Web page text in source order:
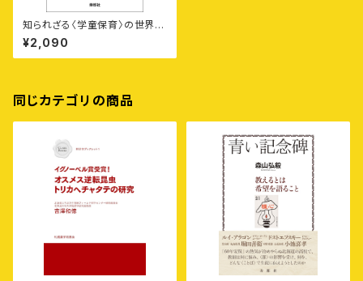
知られざる〈学童保育〉の世界
——問題だらけの“社会インフ
ラ”
¥2,090
同じカテゴリの商品